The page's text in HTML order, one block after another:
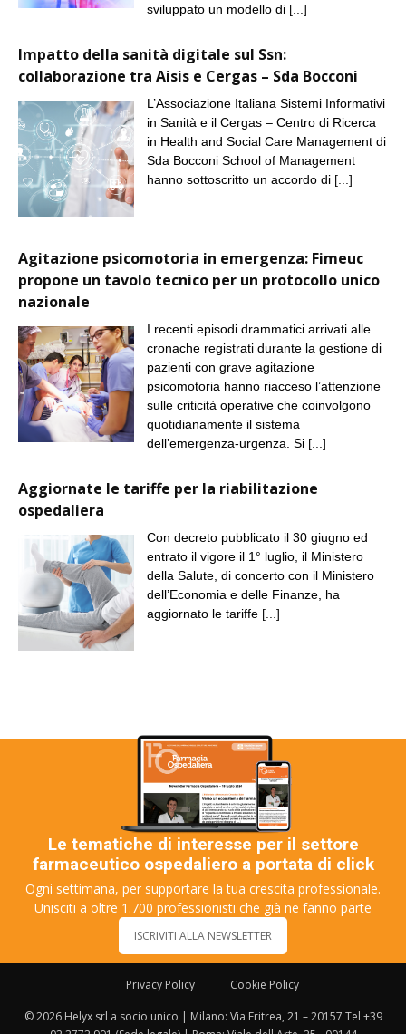
sviluppato un modello di [...]
Impatto della sanità digitale sul Ssn:
collaborazione tra Aisis e Cergas – Sda Bocconi
L’Associazione Italiana Sistemi Informativi
in Sanità e il Cergas – Centro di Ricerca
in Health and Social Care Management di
Sda Bocconi School of Management
hanno sottoscritto un accordo di [...]
Agitazione psicomotoria in emergenza: Fimeuc
propone un tavolo tecnico per un protocollo unico
nazionale
I recenti episodi drammatici arrivati alle
cronache registrati durante la gestione di
pazienti con grave agitazione
psicomotoria hanno riacceso l’attenzione
sulle criticità operative che coinvolgono
quotidianamente il sistema
dell’emergenza-urgenza. Si [...]
Aggiornate le tariffe per la riabilitazione
ospedaliera
Con decreto pubblicato il 30 giugno ed
entrato il vigore il 1° luglio, il Ministero
della Salute, di concerto con il Ministero
dell’Economia e delle Finanze, ha
aggiornato le tariffe [...]
Le tematiche di interesse per il settore
farmaceutico ospedaliero a portata di click
Ogni settimana, per supportare la tua crescita professionale.
Unisciti a oltre 1.700 professionisti che già ne fanno parte
ISCRIVITI ALLA NEWSLETTER
Privacy Policy Cookie Policy
© 2026 Helyx srl a socio unico | Milano: Via Eritrea, 21 – 20157 Tel +39